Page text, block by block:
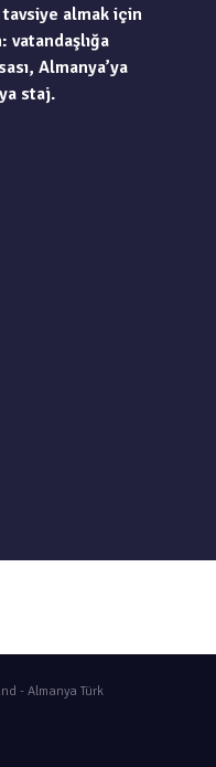
almak için
Almanya’ya
staj.
- Almanya Türk